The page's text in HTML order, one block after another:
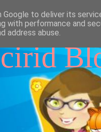
to deliver its
with performance and
address abuse.